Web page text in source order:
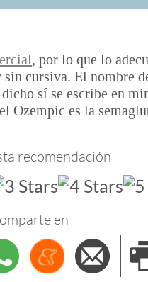
, por lo que lo
sin cursiva. El nombre
sí se escribe en
Ozempic es la
recomendación
en
WhatsappMenéame